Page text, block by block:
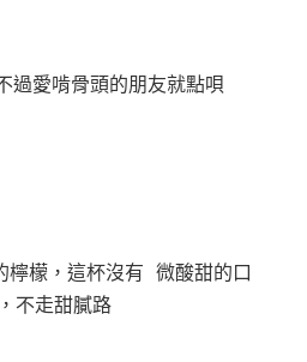
過愛啃骨頭的朋友就點唄
檸檬，這杯沒有 微酸甜的口
不走甜膩路